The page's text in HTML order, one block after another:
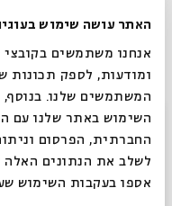
האתר עושה שימוש
ומודעות, לספק
המשתמשים שלנו.
השימוש באתר שלנו עם
החברתית, הפרסום
לשלב את הנתונים
אספו בעקבות השימוש
שיתוף הוספה ליומן
סגור